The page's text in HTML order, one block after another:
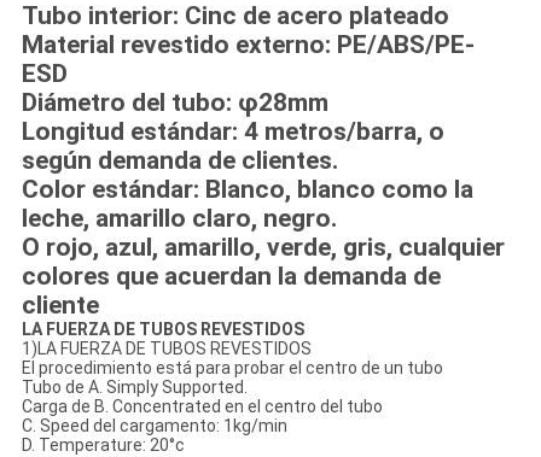
Tubo interior: Cinc de acero plateado
Material revestido externo: PE/ABS/PE-
ESD
Diámetro del tubo: φ28mm
Longitud estándar: 4 metros/barra, o
según demanda de clientes.
Color estándar: Blanco, blanco como la
leche, amarillo claro, negro.
O rojo, azul, amarillo, verde, gris, cualquier
colores que acuerdan la demanda de
cliente
LA FUERZA DE TUBOS REVESTIDOS
1)LA FUERZA DE TUBOS REVESTIDOS
El procedimiento está para probar el centro de un tubo
Tubo de A. Simply Supported.
Carga de B. Concentrated en el centro del tubo
C. Speed del cargamento: 1kg/min
D. Temperature: 20°c